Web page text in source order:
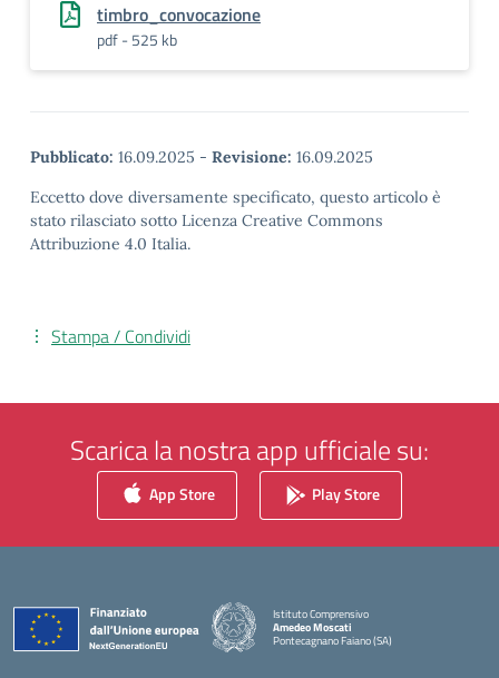
timbro_convocazione
pdf - 525 kb
Pubblicato: 16.09.2025 - Revisione: 16.09.2025
Eccetto dove diversamente specificato, questo articolo è
stato rilasciato sotto Licenza Creative Commons
Attribuzione 4.0 Italia.
Stampa / Condividi
Scarica la nostra app ufficiale su:
App Store Play Store
Istituto Comprensivo
Amedeo Moscati
Pontecagnano Faiano (SA)
— Visita la pagina iniziale della scuola